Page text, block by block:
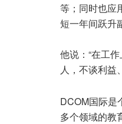
等；同时也应
短一年间跃升
他说：“在工
人，不谈利益
DCOM国际是
多个领域的教